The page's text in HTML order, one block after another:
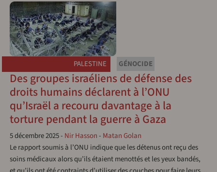
PALESTINE GÉNOCIDE
Des groupes israéliens de défense des
droits humains déclarent à l’ONU
qu’Israël a recouru davantage à la
torture pendant la guerre à Gaza
5 décembre 2025- Nir Hasson- Matan Golan
Le rapport soumis à l’ONU indique que les détenus ont reçu des
soins médicaux alors qu’ils étaient menottés et les yeux bandés,